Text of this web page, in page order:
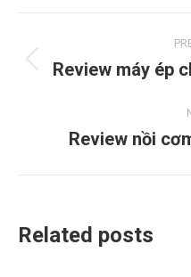
Review máy ép
Review nồi
Related posts